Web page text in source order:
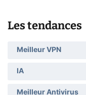
Les tendances
Meilleur VPN
IA
Meilleur Antivirus